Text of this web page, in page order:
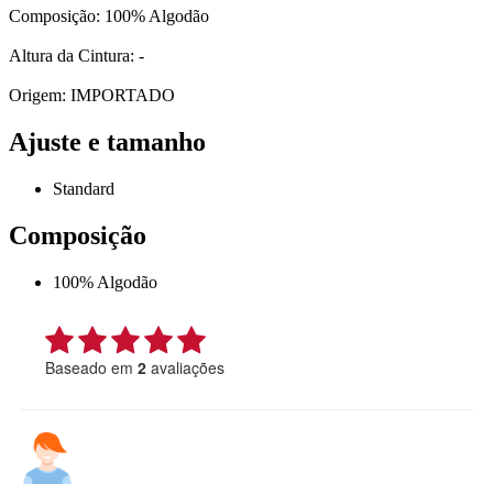
Composição: 100% Algodão
Altura da Cintura: -
Origem: IMPORTADO
Ajuste e tamanho
Standard
Composição
100% Algodão
Baseado em 2 avaliações